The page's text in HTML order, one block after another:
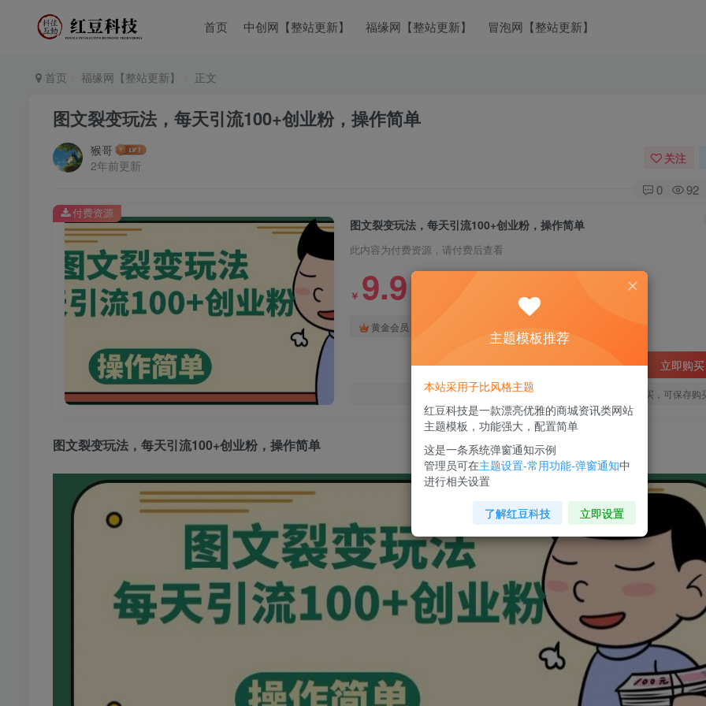
首页 中创网【整站更新】 福缘网【整站更新】 冒泡网【整站更新】
首页 福缘网【整站更新】 正文
图文裂变玩法，每天引流100+创业粉，操作简单
猴哥
2年前更新
关注
0 92
图文裂变玩法，每天引流100+创业粉，操作简单
此内容为付费资源，请付费后查看
￥ 9.9
黄金会员
立即购买
您当前未登录！建议登陆后购买，可保存购
付费资源
图文裂变玩法 ，每天引流100+创业粉，操作简单
主题模板推荐
本站采用子比风格主题
红豆科技是一款漂亮优雅的商城资讯类网站
主题模板，功能强大，配置简单
这是一条系统弹窗通知示例
管理员可在主题设置-常用功能-弹窗通知中
进行相关设置
了解红豆科技 立即设置